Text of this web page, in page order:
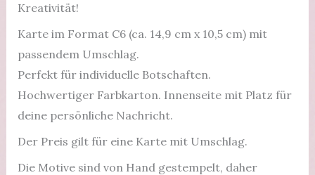
Kreativität!
Karte im Format C6 (ca. 14,9 cm x 10,5 cm) mit
passendem Umschlag.
Perfekt für individuelle Botschaften.
Hochwertiger Farbkarton. Innenseite mit Platz für
deine persönliche Nachricht.
Der Preis gilt für eine Karte mit Umschlag.
Die Motive sind von Hand gestempelt, daher